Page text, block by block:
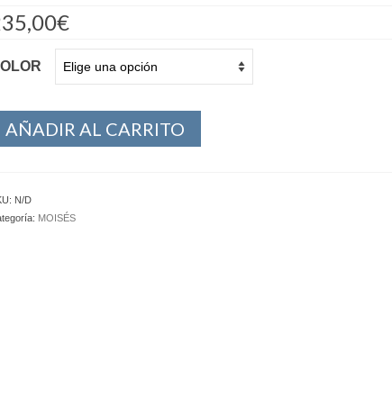
€
AÑADIR AL CARRITO
N/D
MOISÉS